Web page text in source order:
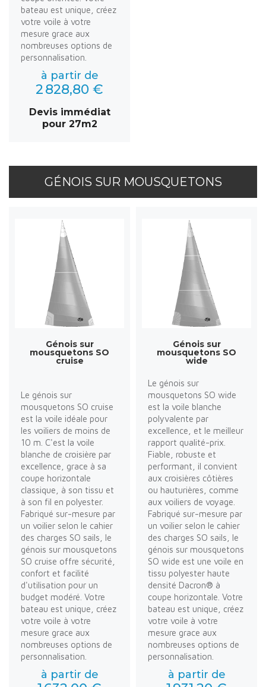
bateau est unique, créez
votre voile à votre
mesure grace aux
nombreuses options de
personnalisation.
à partir de
2 828,80 €
Devis immédiat
pour 27m2
GÉNOIS SUR MOUSQUETONS
Génois sur
mousquetons SO
cruise
Le génois sur
mousquetons SO cruise
est la voile idéale pour
les voiliers de moins de
10 m. C'est la voile
blanche de croisière par
excellence, grace à sa
coupe horizontale
classique, à son tissu et
à son fil en polyester.
Fabriqué sur-mesure par
un voilier selon le cahier
des charges SO sails, le
génois sur mousquetons
SO cruise offre sécurité,
confort et facilité
d'utilisation pour un
budget modéré. Votre
bateau est unique, créez
votre voile à votre
mesure grace aux
nombreuses options de
personnalisation.
à partir de
Génois sur
mousquetons SO
wide
Le génois sur
mousquetons SO wide
est la voile blanche
polyvalente par
excellence, et le meilleur
rapport qualité-prix.
Fiable, robuste et
performant, il convient
aux croisières côtières
ou hauturières, comme
aux voiliers de voyage.
Fabriqué sur-mesure par
un voilier selon le cahier
des charges SO sails, le
génois sur mousquetons
SO wide est une voile en
tissu polyester haute
densité Dacron® à
coupe horizontale. Votre
bateau est unique, créez
votre voile à votre
mesure grace aux
nombreuses options de
personnalisation.
à partir de